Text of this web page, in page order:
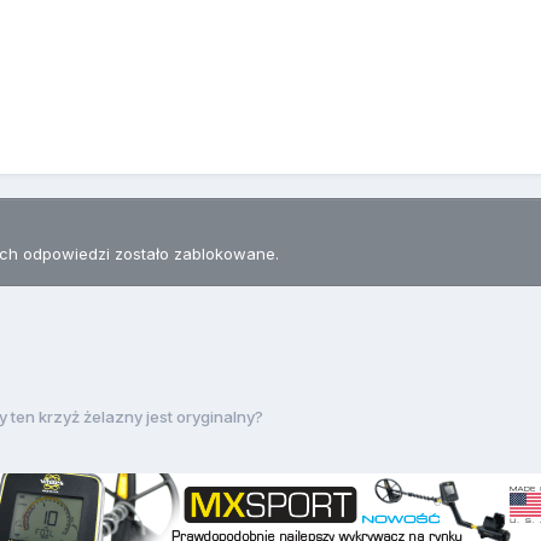
odpowiedzi zostało zablokowane.
ten krzyż żelazny jest oryginalny?